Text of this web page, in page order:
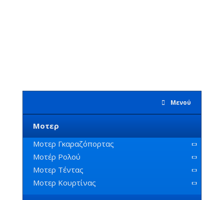
Μενού
Μοτερ
Μοτερ Γκαραζόπορτας
Μοτέρ Ρολού
Μοτερ Τέντας
Μοτερ Κουρτίνας